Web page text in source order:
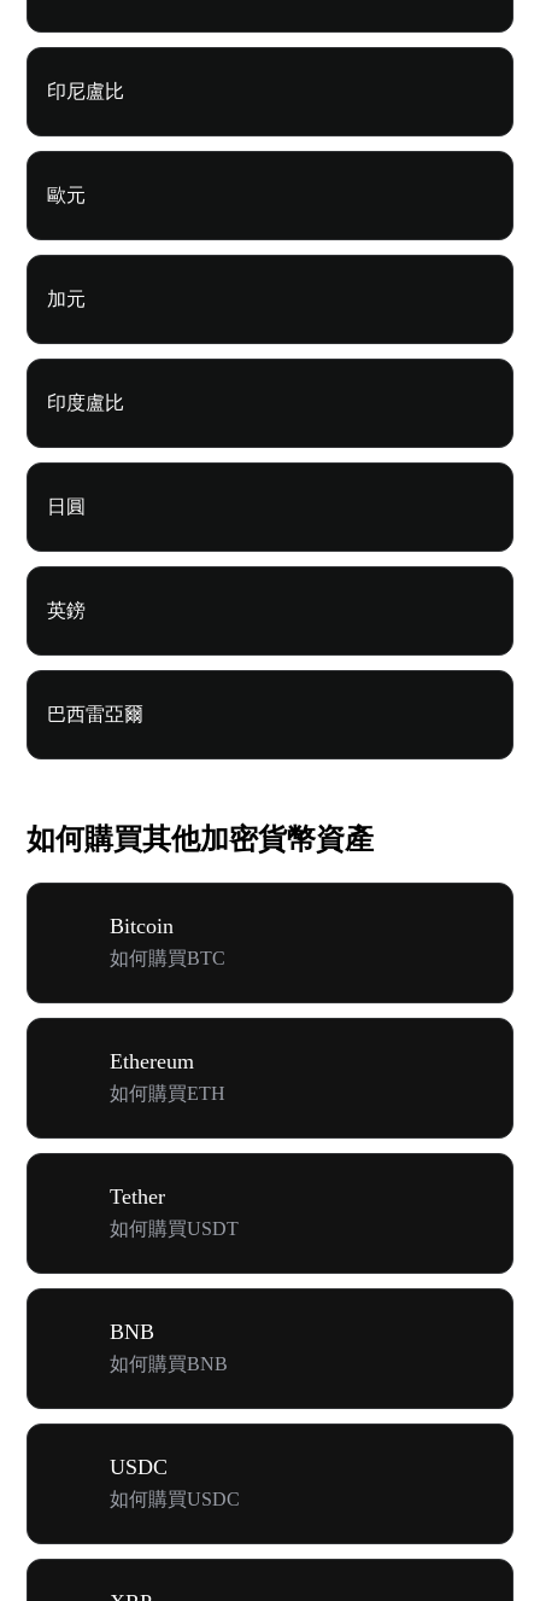
印尼盧比
歐元
加元
印度盧比
日圓
英鎊
巴西雷亞爾
如何購買其他加密貨幣資產
Bitcoin
如何購買BTC
Ethereum
如何購買ETH
Tether
如何購買USDT
BNB
如何購買BNB
USDC
如何購買USDC